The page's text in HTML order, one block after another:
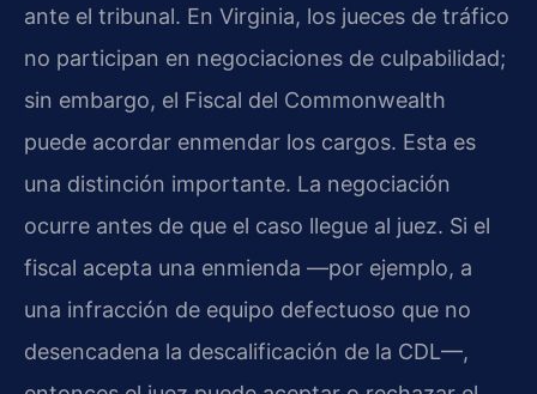
ante el tribunal. En Virginia, los jueces de tráfico
no participan en negociaciones de culpabilidad;
sin embargo, el Fiscal del Commonwealth
puede acordar enmendar los cargos. Esta es
una distinción importante. La negociación
ocurre antes de que el caso llegue al juez. Si el
fiscal acepta una enmienda —por ejemplo, a
una infracción de equipo defectuoso que no
desencadena la descalificación de la CDL—,